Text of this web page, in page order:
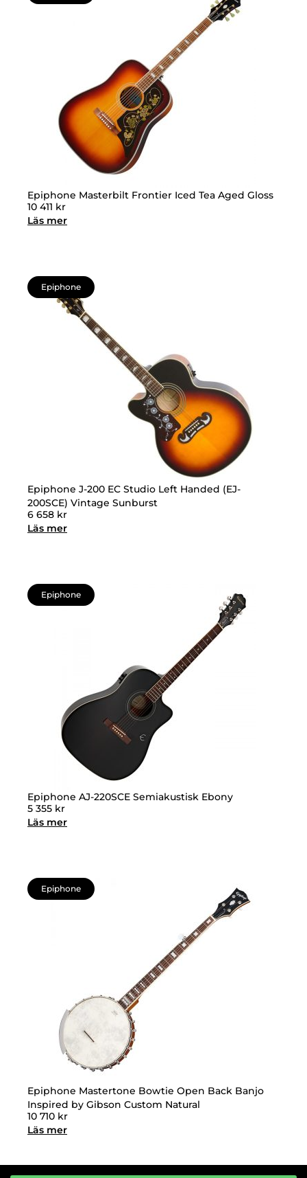
Epiphone Masterbilt Frontier Iced Tea Aged Gloss
10 411 kr
Läs mer
Epiphone
Epiphone J-200 EC Studio Left Handed (EJ-
200SCE) Vintage Sunburst
6 658 kr
Läs mer
Epiphone
Epiphone AJ-220SCE Semiakustisk Ebony
5 355 kr
Läs mer
Epiphone
Epiphone Mastertone Bowtie Open Back Banjo
Inspired by Gibson Custom Natural
10 710 kr
Läs mer